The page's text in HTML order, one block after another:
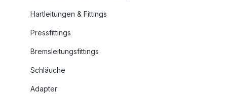
Hartleitungen & Fittings
Pressfittings
Bremsleitungsfittings
Schläuche
Adapter